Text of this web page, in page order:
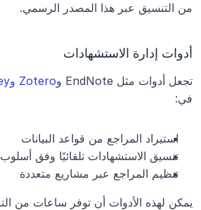
من التنسيق عبر هذا المصدر الرسمي.
أدوات إدارة الاستشهادات
تجعل أدوات مثل EndNote و Zotero وMendeley
في:
استيراد المراجع من قواعد البيانات
تنسيق الاستشهادات تلقائيًا وفق أسلوب NEJM
تنظيم المراجع عبر مشاريع متعددة